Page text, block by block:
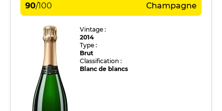
90/100 Champagne
Vintage :
2014
Type :
Brut
Classification :
Blanc de blancs